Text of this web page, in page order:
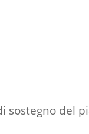
del